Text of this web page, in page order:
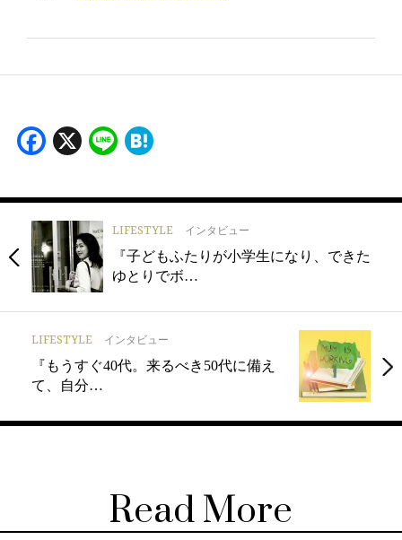
Facebook
X Line
LIFESTYLE インタビュー
『子どもふたりが小学生になり、できた
ゆとりでボ…
LIFESTYLE インタビュー
『もうすぐ40代。来るべき50代に備え
て、自分…
Read More